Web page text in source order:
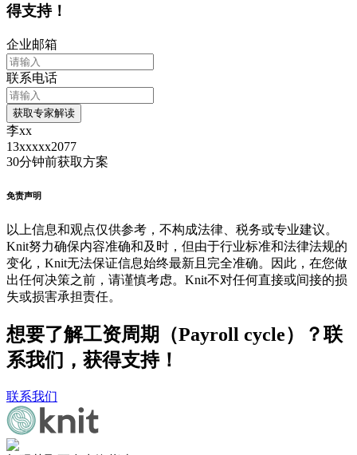
得支持！
企业邮箱
联系电话
获取专家解读
李xx
13xxxxx2077
30分钟前获取方案
免责声明
以上信息和观点仅供参考，不构成法律、税务或专业建议。
Knit努力确保内容准确和及时，但由于行业标准和法律法规的
变化，Knit无法保证信息始终最新且完全准确。因此，在您做
出任何决策之前，请谨慎考虑。Knit不对任何直接或间接的损
失或损害承担责任。
想要了解工资周期（Payroll cycle）？联
系我们，获得支持！
联系我们